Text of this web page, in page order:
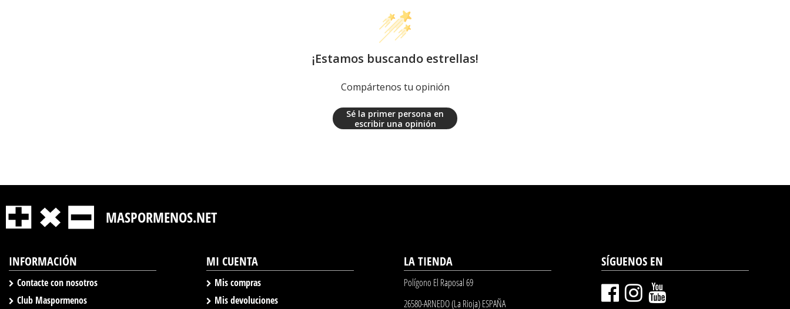
¡Estamos buscando estrellas!
Compártenos tu opinión
Sé la primer persona en
escribir una opinión
MASPORMENOS.NET
INFORMACIÓN
Contacte con nosotros
Club Maspormenos
MI CUENTA
Mis compras
Mis devoluciones
LA TIENDA
Polígono El Raposal 69
26580-ARNEDO (La Rioja) ESPAÑA
SÍGUENOS EN